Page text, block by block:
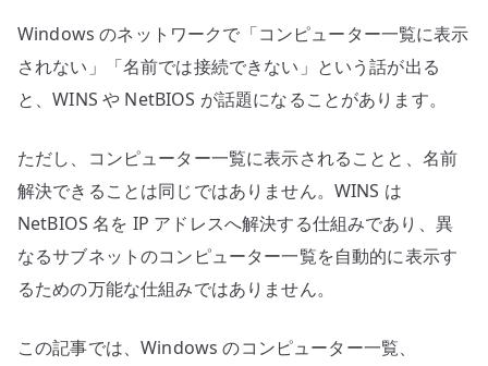
DNS
を
分
て
考
え
る
へ
の
Windows のネットワークで「コンピューター一覧に表示
されない」「名前では接続できない」という話が出る
と、WINS や NetBIOS が話題になることがあります。
ただし、コンピューター一覧に表示されることと、名前
解決できることは同じではありません。WINS は
NetBIOS 名を IP アドレスへ解決する仕組みであり、異
なるサブネットのコンピューター一覧を自動的に表示す
るための万能な仕組みではありません。
この記事では、Windows のコンピューター一覧、